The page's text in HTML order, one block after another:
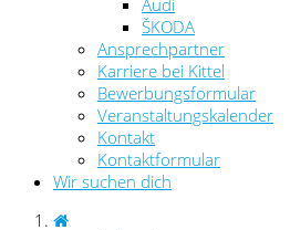
Audi
ŠKODA
Ansprechpartner
Karriere bei Kittel
Bewerbungsformular
Veranstaltungskalender
Kontakt
Kontaktformular
Wir suchen dich